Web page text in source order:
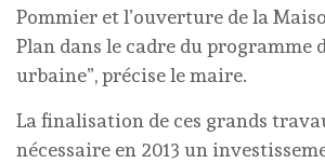
Pommier et l’ouverture de la
Plan dans le cadre du programme
urbaine”, précise le maire.
La finalisation de ces grands
nécessaire en 2013 un